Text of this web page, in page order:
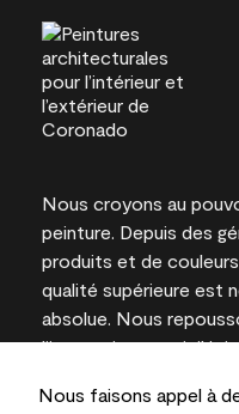
Nous faisons appel à
Nous croyons au
peinture. Depuis des
produits et de
qualité supérieure est
absolue. Nous
l’innovation et
l’expertise locale.